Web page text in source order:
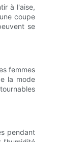
à l'aise,
coupe
se
femmes
la mode
pendant